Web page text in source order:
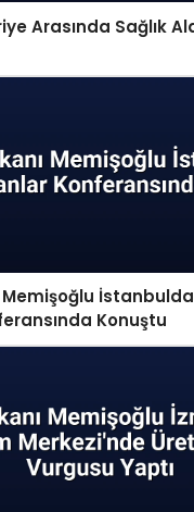
Arasında Sağlık
Memişoğlu
Konuştu